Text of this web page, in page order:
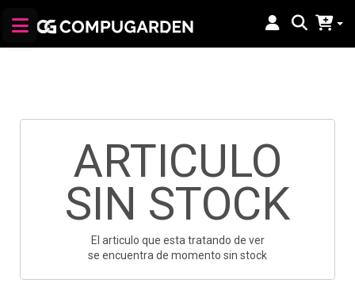
ARTICULO
SIN STOCK
El articulo que esta tratando de ver
se encuentra de momento sin stock